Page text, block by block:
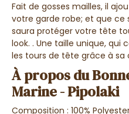
Fait de gosses mailles, il
votre garde robe; et que ce
saura protéger votre tête
look. . Une taille unique, qui
les tours de tête grâce à sa
À propos du
Marine - Pipolaki
Composition : 100%